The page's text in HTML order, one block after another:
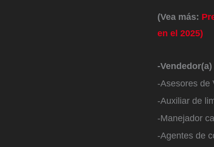
(Vea más:
en el 2025)
-
-Asesores de
-Auxiliar de
-Manejador
-Agentes de